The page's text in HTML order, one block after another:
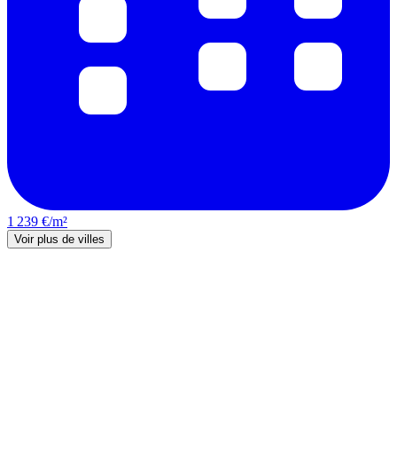
1 239 €/m²
Voir plus de villes